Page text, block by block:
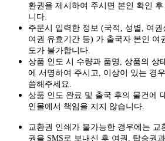
환권을 제시하여 주시면 본인 확인
니다.
주문시 입력한 정보 (국적, 성별, 여권
여권 유효기간 등) 가 출국자 본인 여
도가 불가합니다.
상품 인도 시 수량과 품명, 상품의 상
에 서명하여 주시고, 이상이 있는 경
씀해주세요.
상품 인도 완료 및 출국 후의 물건에
인몰에서 책임을 지지 않습니다.
교환권 인쇄가 불가능한 경우에는 교
권을 SMS로 보내신 후 여권, 탑승권